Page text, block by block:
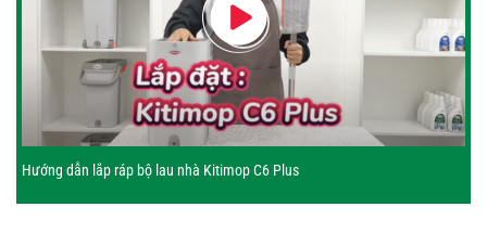
Hướng dẫn lắp ráp bộ lau nhà Kitimop C6 Plus